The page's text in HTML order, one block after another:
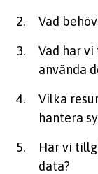
Vad
Vad har
använda
Vilka
hantera
Har vi
data?